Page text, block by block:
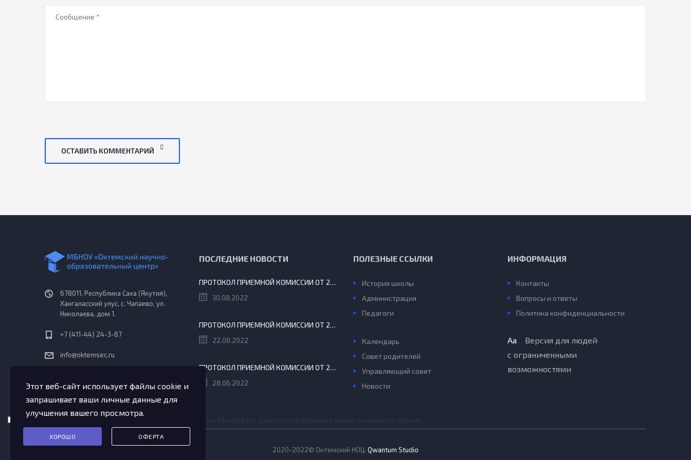
Сохранить моё имя, email и адрес сайта в этом браузере для последующих моих комментариев.
ОСТАВИТЬ КОММЕНТАРИЙ
678011, Республика Саха (Якутия),
Хангаласский улус, с. Чапаево, ул.
Николаева, дом 1.
+7 (411-44) 24-3-87
info@oktemsec.ru
ПОСЛЕДНИЕ НОВОСТИ
ПРОТОКОЛ ПРИЕМНОЙ КОМИССИИ ОТ 29.08.2022 Г.
30.08.2022
ПРОТОКОЛ ПРИЕМНОЙ КОМИССИИ ОТ 20 АВГУСТА 2022 Г.
22.08.2022
ПРОТОКОЛ ПРИЕМНОЙ КОМИССИИ ОТ 24 ИЮНЯ 2022
28.06.2022
ПОЛЕЗНЫЕ ССЫЛКИ
История школы
Администрация
Педагоги
Календарь
Совет родителей
Управляющий совет
Новости
ИНФОРМАЦИЯ
Контакты
Вопросы и ответы
Политика конфиденциальности
Aa Версия для людей
с ограниченными
возможностями
2020-2022© Октемский НОЦ. Qwantum Studio
Этот веб-сайт использует файлы cookie и
запрашивает ваши личные данные для
улучшения вашего просмотра.
ХОРОШО ОФЕРТА